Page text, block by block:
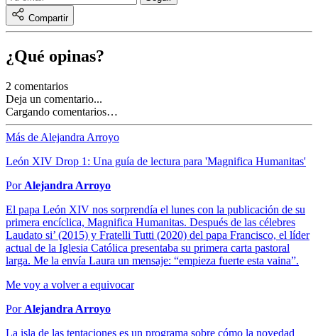
Compartir
¿Qué opinas?
2 comentarios
Deja un comentario...
Cargando comentarios…
Más de Alejandra Arroyo
León XIV Drop 1: Una guía de lectura para 'Magnifica Humanitas'
Por Alejandra Arroyo
El papa León XIV nos sorprendía el lunes con la publicación de su
primera encíclica, Magnifica Humanitas. Después de las célebres
Laudato si’ (2015) y Fratelli Tutti (2020) del papa Francisco, el líder
actual de la Iglesia Católica presentaba su primera carta pastoral
larga. Me la envía Laura un mensaje: “empieza fuerte esta vaina”.
Me voy a volver a equivocar
Por Alejandra Arroyo
La isla de las tentaciones es un programa sobre cómo la novedad